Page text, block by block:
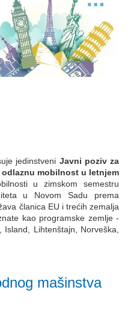
jedinstveni Javni poziv za
odlaznu mobilnost u letnjem
u zimskom semestru
u Novom Sadu prema
članica EU i trećih zemalja
kao programske zemlje -
Lihtenštajn, Norveška,
mašinstva